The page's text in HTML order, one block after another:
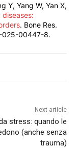
Y, Yang W, Yan X,
. Bone Res.
025-00447-8.
Next article
stress: quando le
(anche senza
trauma)